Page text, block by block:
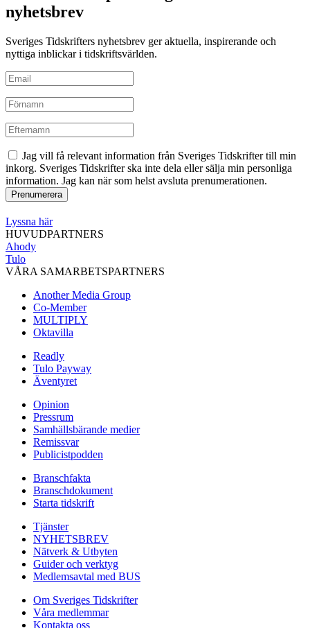
nyhetsbrev
Sveriges Tidskrifters nyhetsbrev ger aktuella, inspirerande och
nyttiga inblickar i tidskriftsvärlden.
Jag vill få relevant information från Sveriges Tidskrifter till min
inkorg. Sveriges Tidskrifter ska inte dela eller sälja min personliga
information. Jag kan när som helst avsluta prenumerationen.
Lyssna här
HUVUDPARTNERS
Ahody
Tulo
VÅRA SAMARBETSPARTNERS
Another Media Group
Co-Member
MULTIPLY
Oktavilla
Readly
Tulo Payway
Äventyret
Opinion
Pressrum
Samhällsbärande medier
Remissvar
Publicistpodden
Branschfakta
Branschdokument
Starta tidskrift
Tjänster
NYHETSBREV
Nätverk & Utbyten
Guider och verktyg
Medlemsavtal med BUS
Om Sveriges Tidskrifter
Våra medlemmar
Kontakta oss